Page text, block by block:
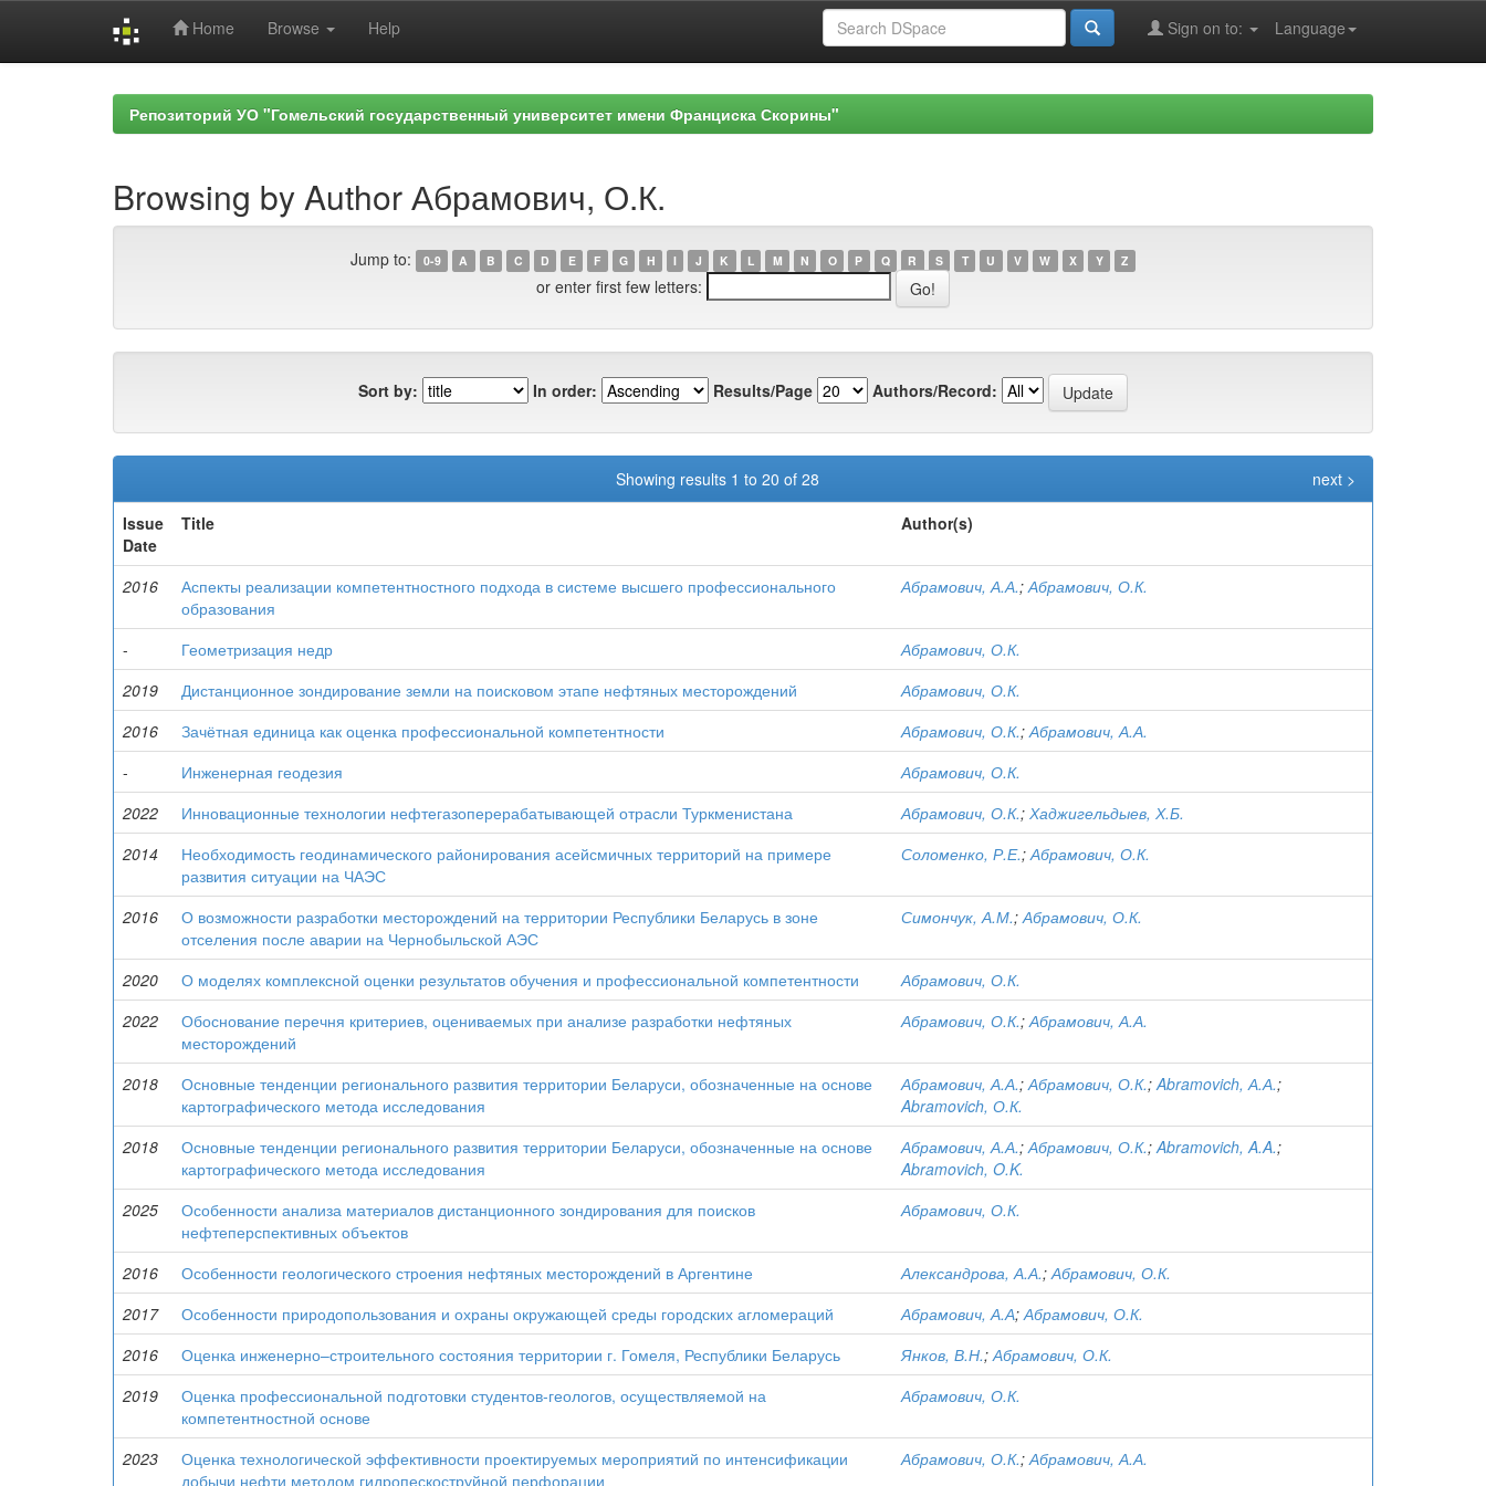
Home Browse Help Language
Sign on to:
Репозиторий УО "Гомельский государственный университет имени Франциска Скорины"
Browsing by Author Абрамович, О.К.
Jump to: 0-9 A B C D E F G H I J K L M N O P Q R S T U V W X Y Z
or enter first few letters:
Sort by: In order: Results/Page Authors/Record:
Showing results 1 to 20 of 28
next >
Issue
Date
Title Author(s)
2016
Аспекты реализации компетентностного подхода в системе высшего профессионального
образования
Абрамович, А.А.;Абрамович, О.К.
- Геометризация недр
Абрамович, О.К.
2019
Дистанционное зондирование земли на поисковом этапе нефтяных месторождений
Абрамович, О.К.
2016
Зачётная единица как оценка профессиональной компетентности Абрамович, О.К.;Абрамович, А.А.
-
Инженерная геодезия
Абрамович, О.К.
2022
Инновационные технологии нефтегазоперерабатывающей отрасли Туркменистана Абрамович, О.К.; Хаджигельдыев, Х.Б.
2014
Необходимость геодинамического районирования асейсмичных территорий на примере
развития ситуации на ЧАЭС
Соломенко, Р.Е.;Абрамович, О.К.
2016
О возможности разработки месторождений на территории Республики Беларусь в зоне
отселения после аварии на Чернобыльской АЭС
Симончук, А.М.;Абрамович, О.К.
2020 О моделях комплексной оценки результатов обучения и профессиональной компетентности
Абрамович, О.К.
2022
Обоснование перечня критериев, оцениваемых при анализе разработки нефтяных
месторождений
Абрамович, О.К.;Абрамович, А.А.
2018
Основные тенденции регионального развития территории Беларуси, обозначенные на основе
картографического метода исследования
Абрамович, А.А.;Абрамович, О.К.;Abramovich, А.А.;
Abramovich, О.К.
2018
Основные тенденции регионального развития территории Беларуси, обозначенные на основе
картографического метода исследования
Абрамович, А.А.;Абрамович, О.К.;Abramovich, A.A.;
Abramovich, O.K.
2025
Особенности анализа материалов дистанционного зондирования для поисков
нефтеперспективных объектов
Абрамович, О.К.
2016 Особенности геологического строения нефтяных месторождений в Аргентине Александрова, А.А.;Абрамович, О.К.
2017
Особенности природопользования и охраны окружающей среды городских агломераций Абрамович, А.А;Абрамович, О.К.
2016
Оценка инженерно–строительного состояния территории г. Гомеля, Республики Беларусь Янков, В.Н.;Абрамович, О.К.
2019
Оценка профессиональной подготовки студентов-геологов, осуществляемой на
компетентностной основе
Абрамович, О.К.
2023
Оценка технологической эффективности проектируемых мероприятий по интенсификации
добычи нефти методом гидропескоструйной перфорации
Абрамович, О.К.;Абрамович, А.А.